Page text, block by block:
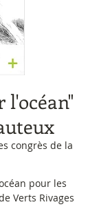
l'océan"
congrès de la
pour les
Verts Rivages